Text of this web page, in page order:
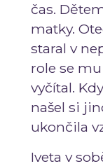
čas.
matky.
staral v
role se
vyčítal.
našel si
ukončila
Iveta v